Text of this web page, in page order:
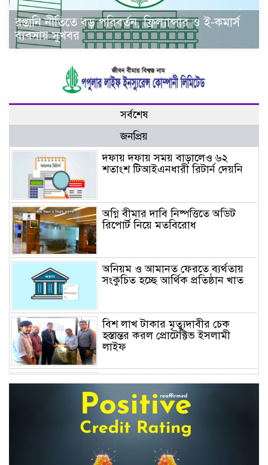
রপ্তানি নীতিতে বড় পরিবর্তন, ফ্রিল্যান্সার ও ই-কমার্স
ব্যবসায় সুখবর
সর্বশেষ
জনপ্রিয়
দফায় দফায় সময় বাড়ালেও ৬২
শতাংশ টিআইএনধারী রিটার্ন দেয়নি
অগ্নি বীমার দাবি নিষ্পত্তিতে অডিট
রিপোর্ট নিয়ে মতবিরোধ
অনিয়ম ও আমানত ফেরতে ব্যর্থতায়
সংকুচিত হচ্ছে আর্থিক প্রতিষ্ঠান খাত
বিশ লাখ টাকার মৃত্যুদাবীর চেক
হস্তান্তর করল প্রোটেক্টিভ ইসলামী
লাইফ
শেয়ার দর, ডিএসইর সতর্কবার্তা